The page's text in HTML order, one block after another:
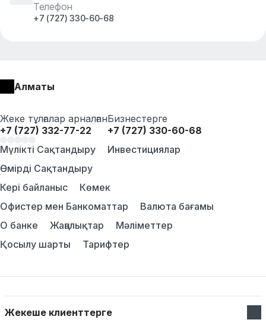
Телефон
+7 (727) 330-60-68
Алматы
Жеке тұлғалар арналған
+7 (727) 332-77-22
Бизнестерге
+7 (727) 330-60-68
Мүлікті Сақтандыру
Инвестициялар
Өмірді Сақтандыру
Кері байланыс
Көмек
Офистер мен Банкоматтар
Валюта бағамы
О банке
Жаңалықтар
Мәліметтер
Қосылу шарты
Тарифтер
Жекеше клиенттерге